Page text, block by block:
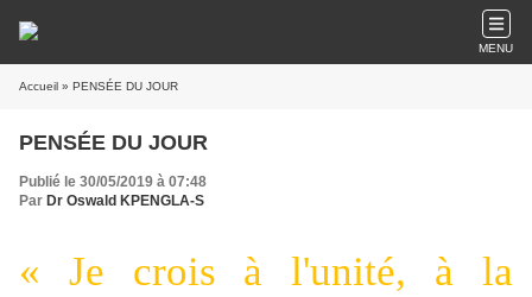
MENU
Accueil » PENSÉE DU JOUR
PENSÉE DU JOUR
Publié le 30/05/2019 à 07:48
Par Dr Oswald KPENGLA-S
« Je crois à l'unité, à la